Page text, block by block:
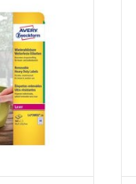
etik.
AAN